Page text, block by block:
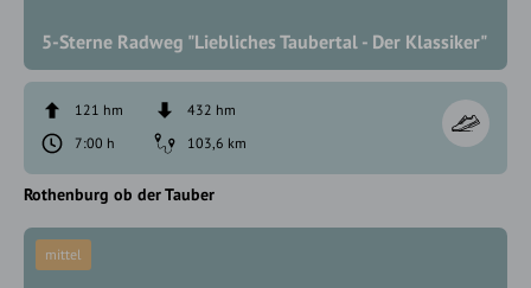
5-Sterne Radweg "Liebliches Taubertal - Der Klassiker"
121 hm
432 hm
7:00 h
103,6 km
Rothenburg ob der Tauber
mittel